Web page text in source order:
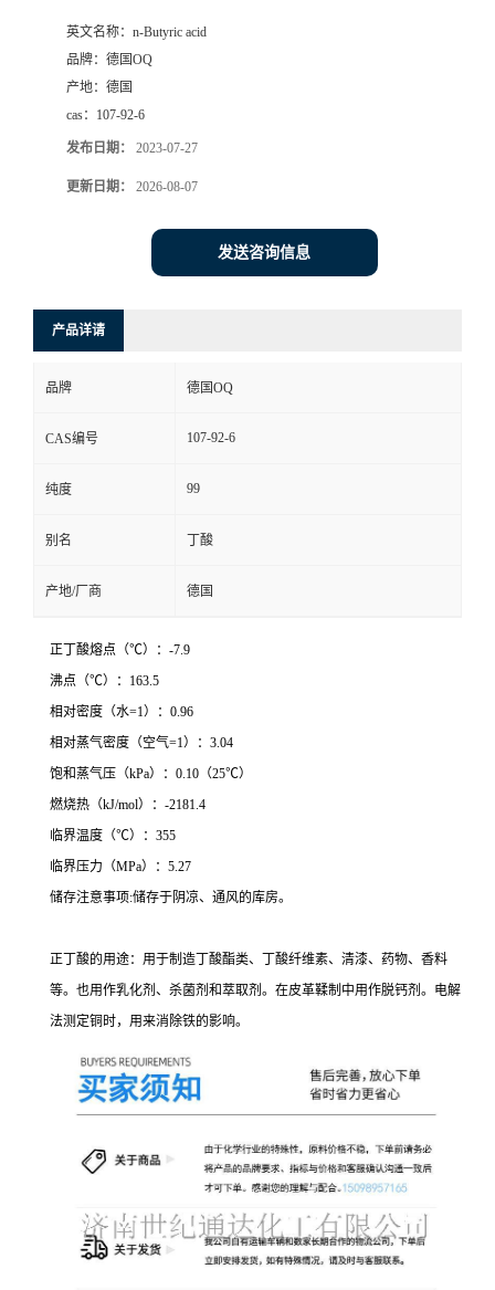
英文名称： n-Butyric acid
品牌： 德国OQ
产地： 德国
cas： 107-92-6
发布日期： 2023-07-27
更新日期： 2026-08-07
发送咨询信息
产品详请
品牌 德国OQ
CAS编号 107-92-6
纯度 99
别名 丁酸
产地/厂商 德国
正丁酸熔点（℃）：-7.9
沸点（℃）：163.5
相对密度（水=1）：0.96
相对蒸气密度（空气=1）：3.04
饱和蒸气压（kPa）：0.10（25℃）
燃烧热（kJ/mol）：-2181.4
临界温度（℃）：355
临界压力（MPa）：5.27
储存注意事项:储存于阴凉、通风的库房。
正丁酸的用途：用于制造丁酸酯类、丁酸纤维素、清漆、药物、香料
等。也用作乳化剂、杀菌剂和萃取剂。在皮革鞣制中用作脱钙剂。电解
法测定铜时，用来消除铁的影响。